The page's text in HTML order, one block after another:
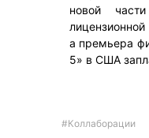
новой
а премьера
5» в США
#Коллаборации